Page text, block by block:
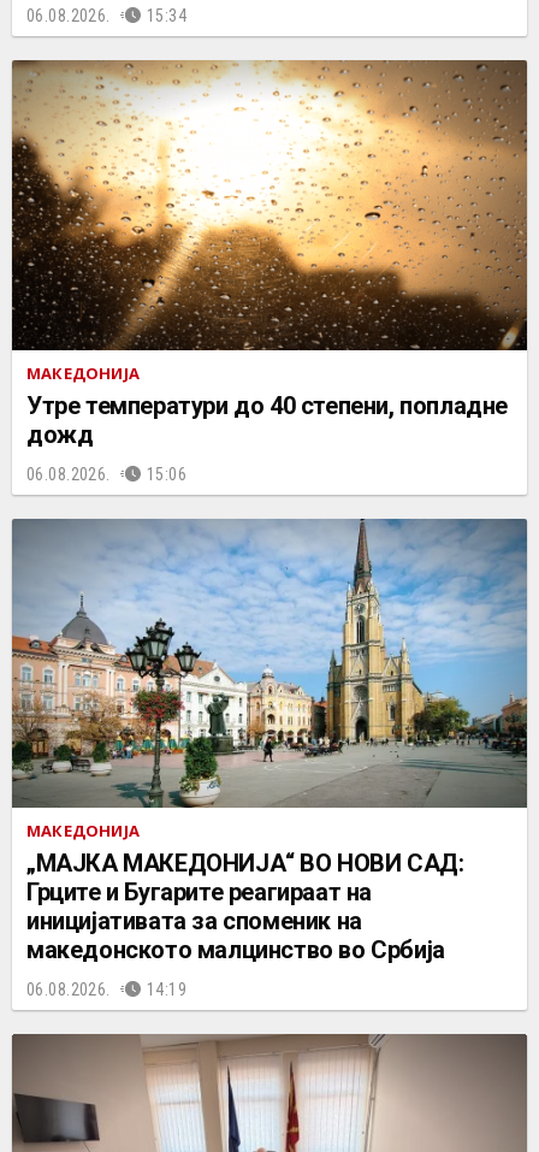
06.08.2026. 15:34
МАКЕДОНИЈА
Утре температури до 40 степени, попладне
дожд
06.08.2026. 15:06
МАКЕДОНИЈА
„МАЈКА МАКЕДОНИЈА“ ВО НОВИ САД:
Грците и Бугарите реагираат на
иницијативата за споменик на
македонското малцинство во Србија
06.08.2026. 14:19